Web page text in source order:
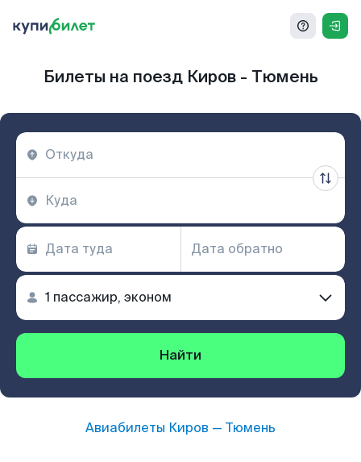
Билеты на поезд Киров - Тюмень
Найти
Авиабилеты Киров — Тюмень